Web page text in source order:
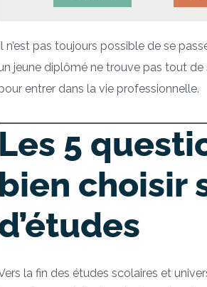
n’est pas toujours possible de se
jeune diplômé ne trouve pas tout de
entrer dans la vie professionnelle.
Les 5
bien choisir
la fin des études scolaires et